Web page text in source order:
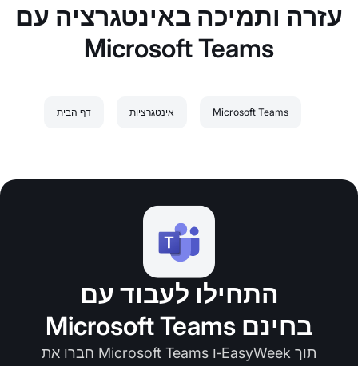
עזרה ותמיכה באינטגרציה עם
Microsoft Teams
דף הבית אינטגרציות Microsoft Teams
התחילו לעבוד עם
Microsoft Teams בחינם
חברו את Microsoft Teams ו‑EasyWeek תוך